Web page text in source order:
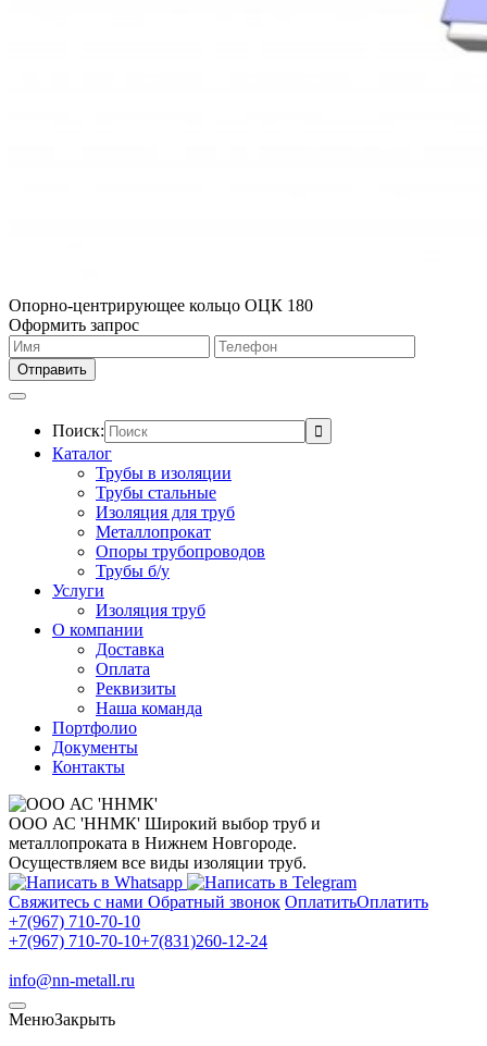
Опорно-центрирующее кольцо ОЦК 180
Оформить запрос
Поиск:
Каталог
Трубы в изоляции
Трубы стальные
Изоляция для труб
Металлопрокат
Опоры трубопроводов
Трубы б/у
Услуги
Изоляция труб
О компании
Доставка
Оплата
Реквизиты
Наша команда
Портфолио
Документы
Контакты
ООО АС 'ННМК' Широкий выбор труб и
металлопроката в Нижнем Новгороде.
Осуществляем все виды изоляции труб.
Свяжитесь с нами Обратный звонок ОплатитьОплатить
+7(967) 710-70-10
+7(967) 710-70-10+7(831)260-12-24
info@nn-metall.ru
МенюЗакрыть